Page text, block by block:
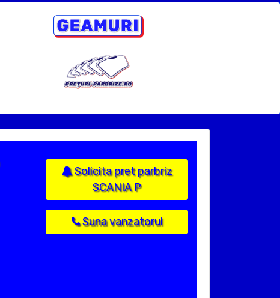
Solicita pret parbriz
SCANIA P
Suna vanzatorul